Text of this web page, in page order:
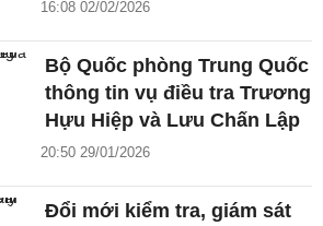
16:08 02/02/2026
Bộ Quốc phòng Trung Quốc
thông tin vụ điều tra Trương
Hựu Hiệp và Lưu Chấn Lập
20:50 29/01/2026
Đổi mới kiểm tra, giám sát